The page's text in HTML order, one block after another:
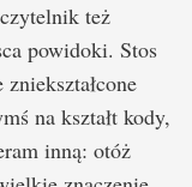
też
powidoki. Stos
na kształt kody,
inną: otóż